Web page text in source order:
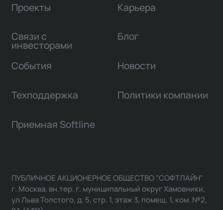
Проекты
Связи с
инвесторами
Карьера
Блог
События Новости
Техподдержка Политики компании
Приемная Softline
ПУБЛИЧНОЕ АКЦИОНЕРНОЕ ОБЩЕСТВО "СОФТЛАЙН"
г. Москва, вн.тер. г. муниципальный округ Хамовники,
ул Льва Толстого, д. 5, стр. 1, этаж 3, помещ. 1, ком. №2,